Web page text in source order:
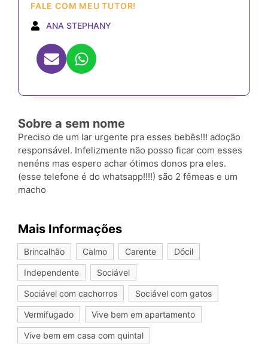
FALE COM MEU TUTOR!
ANA STEPHANY
Sobre a sem nome
Preciso de um lar urgente pra esses bebês!!! adoção
responsável. Infelizmente não posso ficar com esses
nenéns mas espero achar ótimos donos pra eles.
(esse telefone é do whatsapp!!!!) são 2 fêmeas e um
macho
Mais Informações
Brincalhão Calmo Carente Dócil
Independente Sociável
Sociável com cachorros Sociável com gatos
Vermifugado Vive bem em apartamento
Vive bem em casa com quintal